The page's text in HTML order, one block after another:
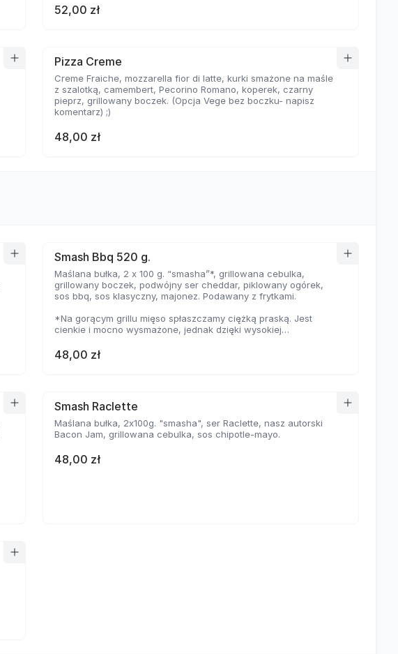
52,00 zł
Pizza Creme
Creme Fraiche, mozzarella fior di latte, kurki smażone na maśle
z szalotką, camembert, Pecorino Romano, koperek, czarny
pieprz, grillowany boczek. (Opcja Vege bez boczku- napisz
komentarz) ;)
48,00 zł
Smash Bbq 520 g.
Maślana bułka, 2 x 100 g. “smasha”*, grillowana cebulka,
grillowany boczek, podwójny ser cheddar, piklowany ogórek,
sos bbq, sos klasyczny, majonez. Podawany z frytkami.
*Na gorącym grillu mięso spłaszczamy ciężką praską. Jest
cienkie i mocno wysmażone, jednak dzięki wysokiej
delikatną soczystość.
48,00 zł
Smash Raclette
Maślana bułka, 2x100g. "smasha", ser Raclette, nasz autorski
Bacon Jam, grillowana cebulka, sos chipotle-mayo.
48,00 zł